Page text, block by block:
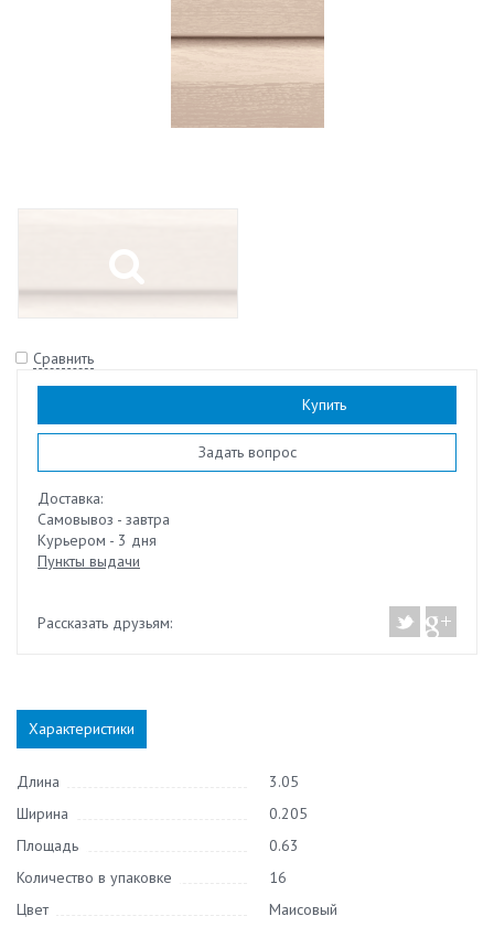
Сравнить
Купить
Задать вопрос
Доставка:
Самовывоз - завтра
Курьером - 3 дня
Пункты выдачи
Рассказать друзьям:
Характеристики
Длина
3.05
Ширина
0.205
Площадь
0.63
Количество в упаковке
16
Цвет
Маисовый